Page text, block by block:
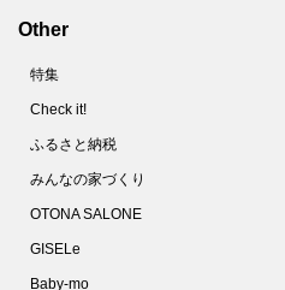
Other
特集
Check it!
ふるさと納税
みんなの家づくり
OTONA SALONE
GISELe
Baby-mo